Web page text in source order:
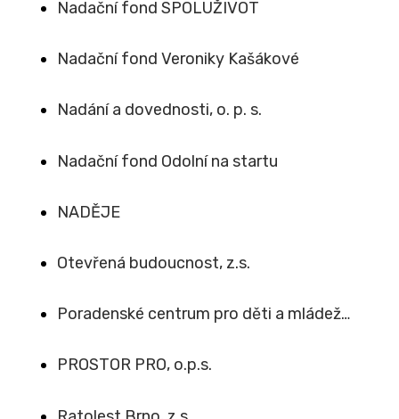
Nadační fond SPOLUŽIVOT
Nadační fond Veroniky Kašákové
Nadání a dovednosti, o. p. s.
Nadační fond Odolní na startu
NADĚJE
Otevřená budoucnost, z.s.
Poradenské centrum pro děti a mládež…
PROSTOR PRO, o.p.s.